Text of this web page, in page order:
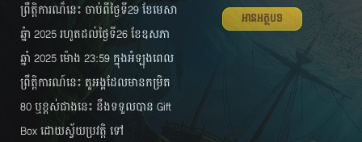
ព្រឹត្តិការណ៏នេះ ចាប់ពីថ្ងៃទី29 ខែមេសា
ឆ្នំា 2025 រហូតដល់ថ្ងៃទី26 ខែឧសភា
ឆ្នាំ 2025 ម៉ោង 23:59 ក្នុងអំឡុងពេល
ព្រឹត្តិការណ៍នេះ តួអង្គដែលមានកម្រិត
80 ឬខ្ពស់ជាងនេះ នឹងទទួលបាន Gift
Box ដោយ​ស្វ័យប្រវត្តិ ទៅ
អានអត្ថបទ